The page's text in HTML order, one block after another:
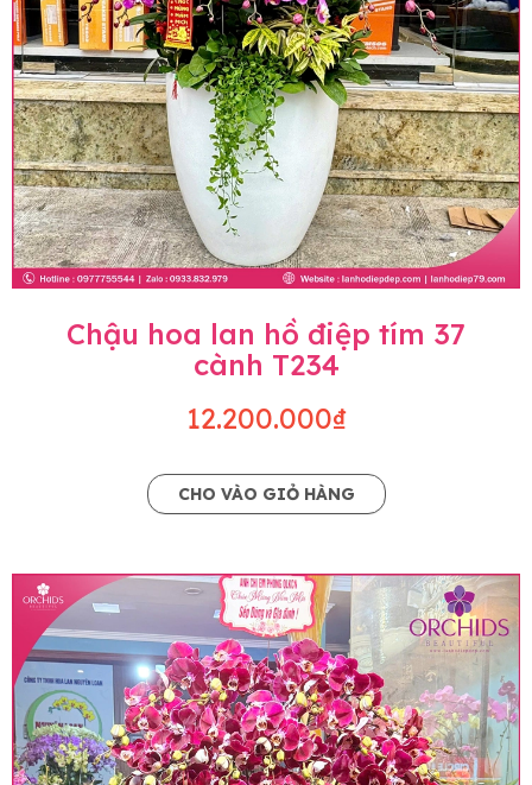
Chậu hoa lan hồ điệp tím 37
cành T234
12.200.000₫
CHO VÀO GIỎ HÀNG